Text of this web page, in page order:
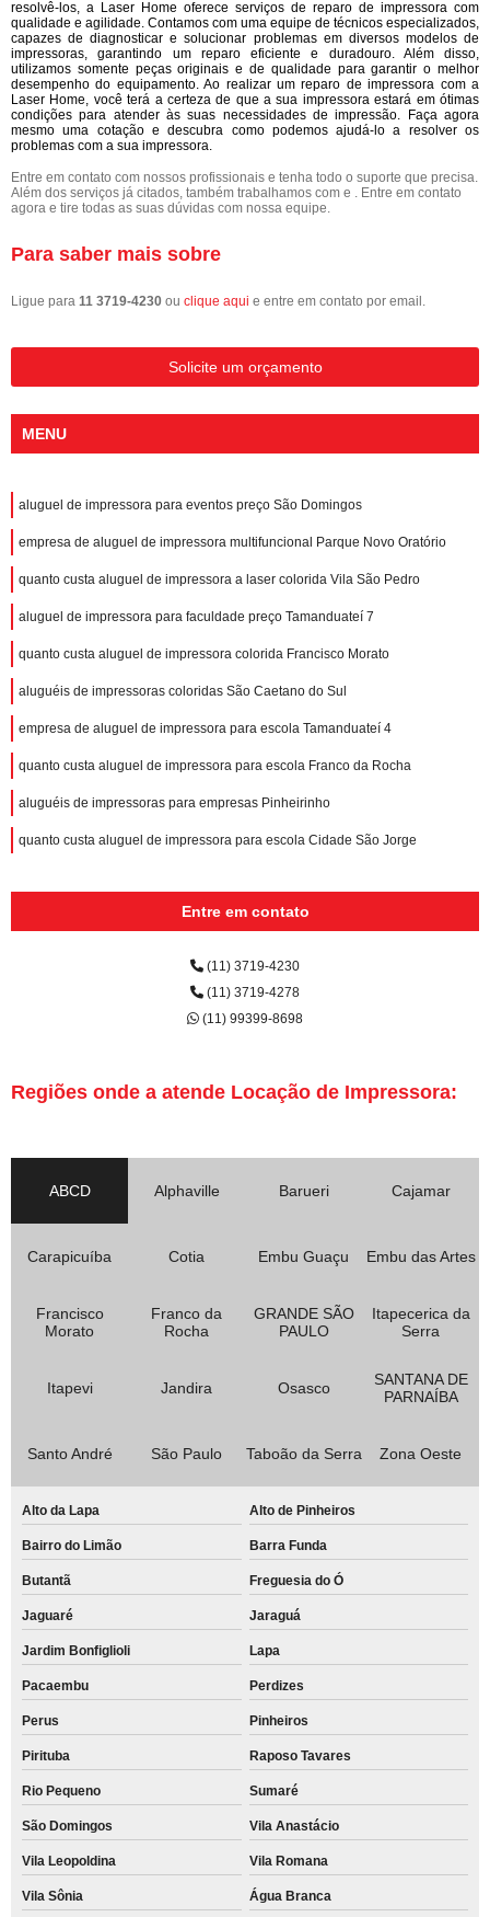
resolvê-los, a Laser Home oferece serviços de reparo de impressora com
qualidade e agilidade. Contamos com uma equipe de técnicos especializados,
capazes de diagnosticar e solucionar problemas em diversos modelos de
impressoras, garantindo um reparo eficiente e duradouro. Além disso,
utilizamos somente peças originais e de qualidade para garantir o melhor
desempenho do equipamento. Ao realizar um reparo de impressora com a
Laser Home, você terá a certeza de que a sua impressora estará em ótimas
condições para atender às suas necessidades de impressão. Faça agora
mesmo uma cotação e descubra como podemos ajudá-lo a resolver os
problemas com a sua impressora.
Entre em contato com nossos profissionais e tenha todo o suporte que precisa.
Além dos serviços já citados, também trabalhamos com e . Entre em contato
agora e tire todas as suas dúvidas com nossa equipe.
Para saber mais sobre
Ligue para 11 3719-4230 ou clique aqui e entre em contato por email.
Solicite um orçamento
MENU
aluguel de impressora para eventos preço São Domingos
empresa de aluguel de impressora multifuncional Parque Novo Oratório
quanto custa aluguel de impressora a laser colorida Vila São Pedro
aluguel de impressora para faculdade preço Tamanduateí 7
quanto custa aluguel de impressora colorida Francisco Morato
aluguéis de impressoras coloridas São Caetano do Sul
empresa de aluguel de impressora para escola Tamanduateí 4
quanto custa aluguel de impressora para escola Franco da Rocha
aluguéis de impressoras para empresas Pinheirinho
quanto custa aluguel de impressora para escola Cidade São Jorge
Entre em contato
(11) 3719-4230
(11) 3719-4278
(11) 99399-8698
Regiões onde a atende Locação de Impressora:
ABCD Alphaville Barueri Cajamar
Carapicuíba Cotia Embu Guaçu Embu das Artes
Francisco
Morato
Franco da
Rocha
GRANDE SÃO
PAULO
Itapecerica da
Serra
Itapevi Jandira Osasco
SANTANA DE
PARNAÍBA
Santo André São Paulo Taboão da Serra Zona Oeste
Alto da Lapa Alto de Pinheiros
Bairro do Limão Barra Funda
Butantã Freguesia do Ó
Jaguaré Jaraguá
Jardim Bonfiglioli Lapa
Pacaembu Perdizes
Perus Pinheiros
Pirituba Raposo Tavares
Rio Pequeno Sumaré
São Domingos Vila Anastácio
Vila Leopoldina Vila Romana
Vila Sônia
Água Branca